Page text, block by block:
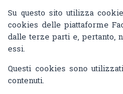
Su questo sito utilizza
cookies delle piattaforme
dalle terze parti e, pertanto,
essi.
Questi cookies sono
contenuti.